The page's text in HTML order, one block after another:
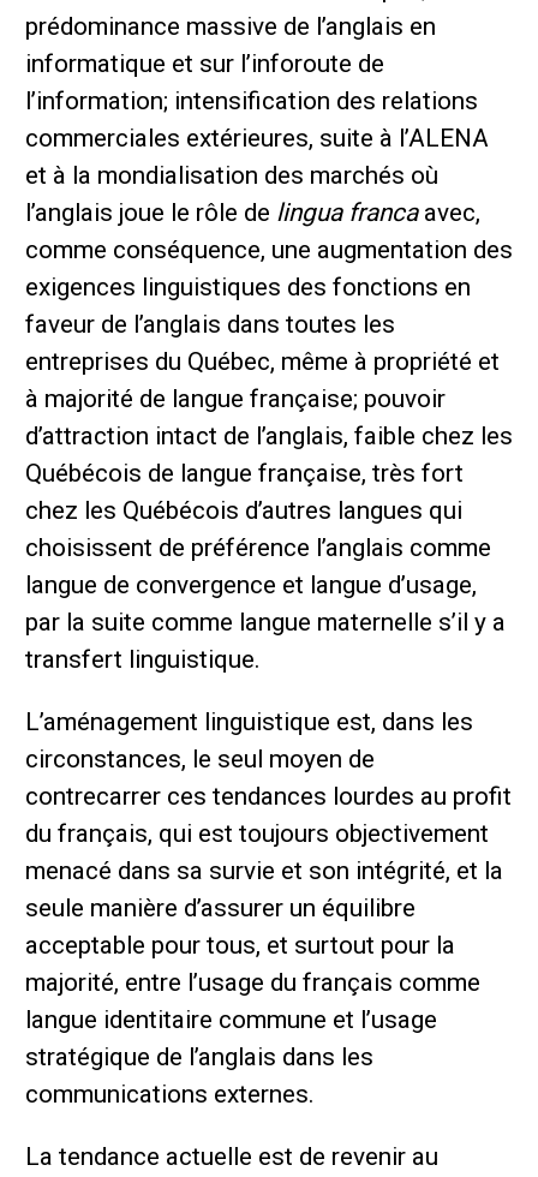
prédominance massive de l’anglais en
informatique et sur l’inforoute de
l’information; intensification des relations
commerciales extérieures, suite à l’ALENA
et à la mondialisation des marchés où
l’anglais joue le rôle de lingua francaavec,
comme conséquence, une augmentation des
exigences linguistiques des fonctions en
faveur de l’anglais dans toutes les
entreprises du Québec, même à propriété et
à majorité de langue française; pouvoir
d’attraction intact de l’anglais, faible chez les
Québécois de langue française, très fort
chez les Québécois d’autres langues qui
choisissent de préférence l’anglais comme
langue de convergence et langue d’usage,
par la suite comme langue maternelle s’il y a
transfert linguistique.
L’aménagement linguistique est, dans les
circonstances, le seul moyen de
contrecarrer ces tendances lourdes au profit
du français, qui est toujours objectivement
menacé dans sa survie et son intégrité, et la
seule manière d’assurer un équilibre
acceptable pour tous, et surtout pour la
majorité, entre l’usage du français comme
langue identitaire commune et l’usage
stratégique de l’anglais dans les
communications externes.
La tendance actuelle est de revenir au